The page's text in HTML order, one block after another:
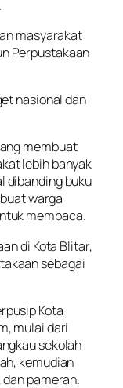
masyarakat
Perpustakaan
nasional dan
membuat
lebih banyak
dibanding buku
warga
membaca.
di Kota Blitar,
sebagai
Kota
mulai dari
sekolah
kemudian
pameran.